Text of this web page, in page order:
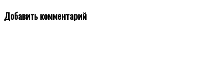
Добавить комментарий